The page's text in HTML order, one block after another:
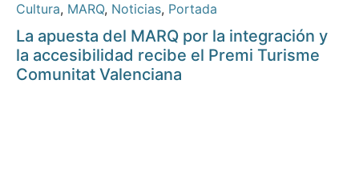
Cultura, MARQ, Noticias, Portada
La apuesta del MARQ por la integración y
la accesibilidad recibe el Premi Turisme
Comunitat Valenciana